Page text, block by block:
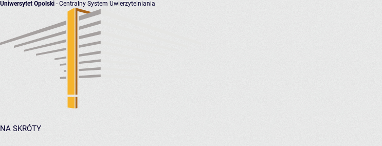
Uniwersytet Opolski - Centralny System Uwierzytelniania
NA SKRÓTY